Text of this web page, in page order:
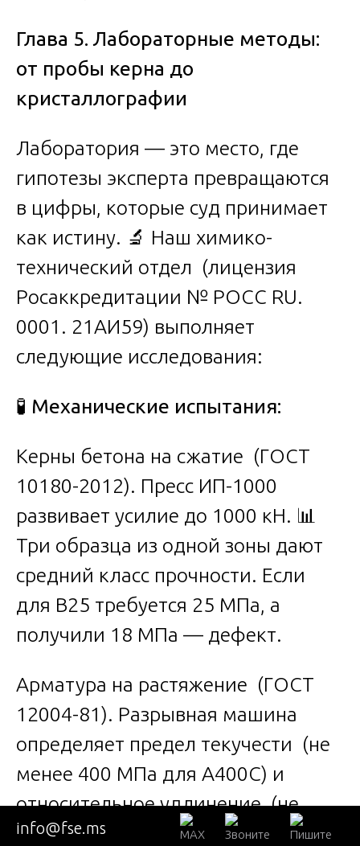
Глава 5. Лабораторные методы:
от пробы керна до
кристаллографии
Лаборатория — это место, где
гипотезы эксперта превращаются
в цифры, которые суд принимает
как истину. 🔬 Наш химико-
технический отдел (лицензия
Росаккредитации № РОСС RU.
0001. 21АИ59) выполняет
следующие исследования:
🧪 Механические испытания:
Керны бетона на сжатие (ГОСТ
10180-2012). Пресс ИП-1000
развивает усилие до 1000 кН. 📊
Три образца из одной зоны дают
средний класс прочности. Если
для В25 требуется 25 МПа, а
получили 18 МПа — дефект.
Арматура на растяжение (ГОСТ
12004-81). Разрывная машина
определяет предел текучести (не
менее 400 МПа для А400С) и
относительное удлинение (не
менее 14%). Если стержень рвётся
info@fse.ms